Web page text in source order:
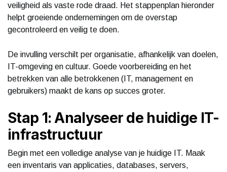
veiligheid als vaste rode draad. Het stappenplan hieronder
helpt groeiende ondernemingen om de overstap
gecontroleerd en veilig te doen.
De invulling verschilt per organisatie, afhankelijk van doelen,
IT-omgeving en cultuur. Goede voorbereiding en het
betrekken van alle betrokkenen (IT, management en
gebruikers) maakt de kans op succes groter.
Stap 1: Analyseer de huidige IT-
infrastructuur
Begin met een volledige analyse van je huidige IT. Maak
een inventaris van applicaties, databases, servers,